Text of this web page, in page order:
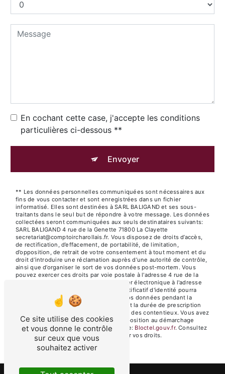
En cochant cette case, j'accepte les conditions
particulières ci-dessous **
Envoyer
** Les données personnelles communiquées sont nécessaires aux
fins de vous contacter et sont enregistrées dans un fichier
informatisé. Elles sont destinées à SARL BALIGAND et ses sous-
traitants dans le seul but de répondre à votre message. Les données
collectées seront communiquées aux seuls destinataires suivants:
SARL BALIGAND 4 rue de la Genette 71800 La Clayette
secretariat@comptoircharollais.fr. Vous disposez de droits d’accès,
de rectification, d’effacement, de portabilité, de limitation,
d’opposition, de retrait de votre consentement à tout moment et du
droit d’introduire une réclamation auprès d’une autorité de contrôle,
ainsi que d’organiser le sort de vos données post-mortem. Vous
pouvez exercer ces droits par voie postale à l'adresse 4 rue de la
Genette 71800 La Clayette ou par courrier électronique à l'adresse
secretariat@comptoircharollais.fr. Un justificatif d'identité pourra
vous être demandé. Nous conservons vos données pendant la
période de prise de contact puis pendant la durée de prescription
légale aux fins probatoires et de gestion des contentieux. Vous avez
le droit de vous inscrire sur la liste d'opposition au démarchage
téléphonique, disponible à cette adresse:
Bloctel.gouv.fr. Consultez
le site cnil.fr pour plus d’informations sur vos droits.
Ce site utilise des cookies
et vous donne le contrôle
sur ceux que vous
souhaitez activer